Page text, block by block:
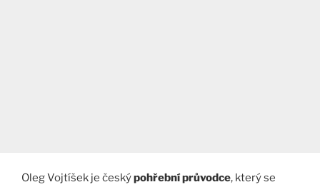
Oleg Vojtíšek je českýpohřební průvodce, který se